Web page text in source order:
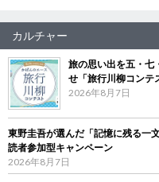
カルチャー
旅の思い出を五・
せ「旅行川柳コンテ
2026年8月7日
東野圭吾が選んだ「記憶に残る
読者参加型キャンペーン
2026年8月7日